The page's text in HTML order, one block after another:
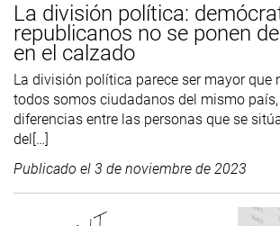
La división política:
republicanos no se ponen
en el calzado
La división política parece ser mayor que
todos somos ciudadanos del mismo
diferencias entre las personas que se
del[…]
Publicado el 3 de noviembre de 2023